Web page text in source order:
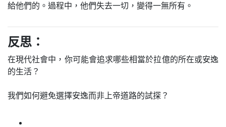
給他們的。過程中，他們失去一切，變得一無所有。
反思：
在現代社會中，你可能會追求哪些相當於拉億的所在或安逸
的生活？
我們如何避免選擇安逸而非上帝道路的試探？